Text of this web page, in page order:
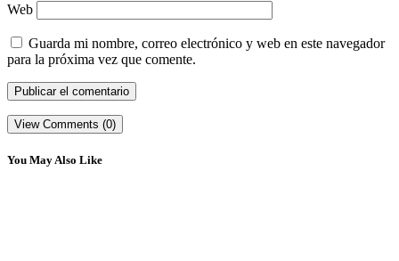
Web
Guarda mi nombre, correo electrónico y web en este navegador
para la próxima vez que comente.
View Comments (0)
You May Also Like